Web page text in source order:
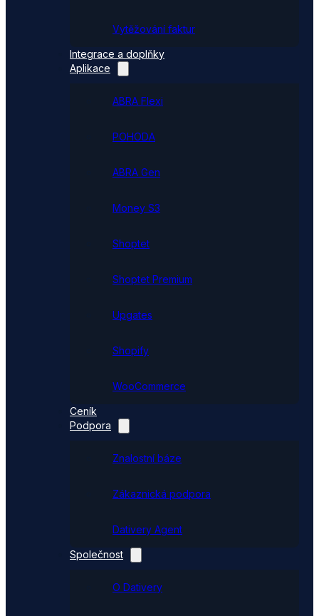
Vytěžování faktur
Integrace a doplňky
Aplikace
ABRA Flexi
POHODA
ABRA Gen
Money S3
Shoptet
Shoptet Premium
Upgates
Shopify
WooCommerce
Ceník
Podpora
Znalostní báze
Zákaznická podpora
Dativery Agent
Společnost
O Dativery